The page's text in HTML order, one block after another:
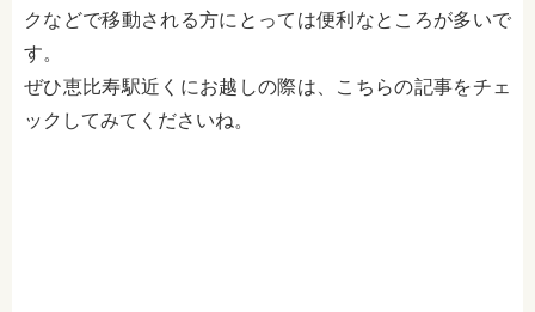
クなどで移動される方にとっては便利なところが多いで
す。
ぜひ恵比寿駅近くにお越しの際は、こちらの記事をチェ
ックしてみてくださいね。